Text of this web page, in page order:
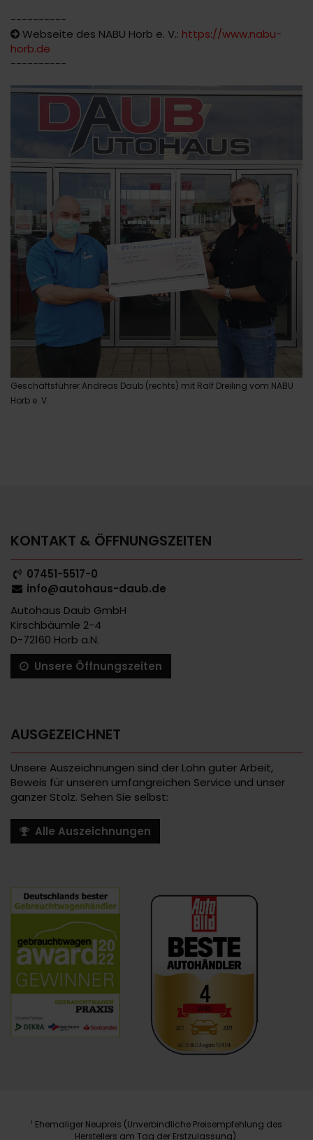
----------
Webseite des NABU Horb e. V.: https://www.nabu-
horb.de
----------
Geschäftsführer Andreas Daub (rechts) mit Ralf Dreiling vom NABU
Horb e. V.
KONTAKT & ÖFFNUNGSZEITEN
07451-5517-0
info@autohaus-daub.de
Autohaus Daub GmbH
Kirschbäumle 2-4
D-72160 Horb a.N.
Unsere Öffnungszeiten
AUSGEZEICHNET
Unsere Auszeichnungen sind der Lohn guter Arbeit,
Beweis für unseren umfangreichen Service und unser
ganzer Stolz. Sehen Sie selbst:
Alle Auszeichnungen
1 Ehemaliger Neupreis (Unverbindliche Preisempfehlung des
Herstellers am Tag der Erstzulassung).